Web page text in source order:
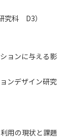
究科 D3）
ョンに与える影
ンデザイン研究
用の現状と課題